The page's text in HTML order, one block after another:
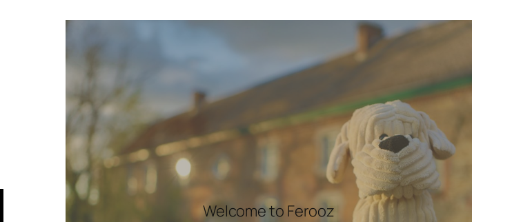
Welcome to Ferooz